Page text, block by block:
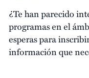
¿Te han parecido
programas en el
esperas para
información que